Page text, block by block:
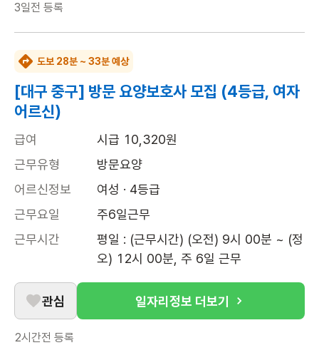
3일전 등록
도보 28분 ~ 33분 예상
[대구 중구] 방문 요양보호사 모집 (4등급, 여자
어르신)
급여
시급 10,320원
근무유형
방문요양
어르신정보
여성 · 4등급
근무요일
주6일근무
근무시간
평일 : (근무시간) (오전) 9시 00분 ~ (정
오) 12시 00분, 주 6일 근무
관심 일자리정보 더보기
2시간전 등록